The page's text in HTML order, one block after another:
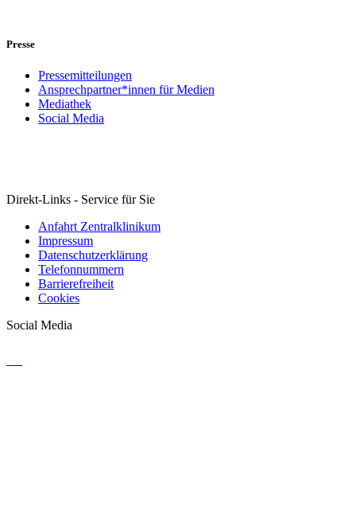
Presse
Pressemitteilungen
Ansprechpartner*innen für Medien
Mediathek
Social Media
Direkt-Links - Service für Sie
Anfahrt Zentralklinikum
Impressum
Datenschutzerklärung
Telefonnummern
Barrierefreiheit
Cookies
Social Media